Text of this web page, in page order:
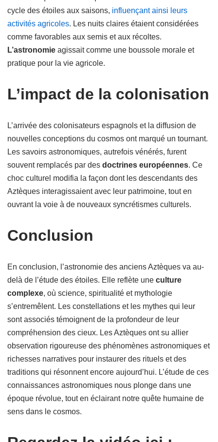
cycle des étoiles aux saisons, influençant ainsi leurs
activités agricoles. Les nuits claires étaient considérées
comme favorables aux semis et aux récoltes.
L’astronomie agissait comme une boussole morale et
pratique pour la vie agricole.
L’impact de la colonisation
L’arrivée des colonisateurs espagnols et la diffusion de
nouvelles conceptions du cosmos ont marqué un tournant.
Les savoirs astronomiques, autrefois vénérés, furent
souvent remplacés par des doctrines européennes. Ce
choc culturel modifia la façon dont les descendants des
Aztèques interagissaient avec leur patrimoine, tout en
ouvrant la voie à de nouveaux syncrétismes culturels.
Conclusion
En conclusion, l’astronomie des anciens Aztèques va au-
delà de l’étude des étoiles. Elle reflète une culture
complexe, où science, spiritualité et mythologie
s’entremêlent. Les constellations et les mythes qui leur
sont associés témoignent de la profondeur de leur
compréhension des cieux. Les Aztèques ont su allier
observation rigoureuse des phénomènes astronomiques et
richesses narratives pour instaurer des rituels et des
traditions qui résonnent encore aujourd’hui. L’étude de ces
connaissances astronomiques nous plonge dans une
époque révolue, tout en éclairant notre quête humaine de
sens dans le cosmos.